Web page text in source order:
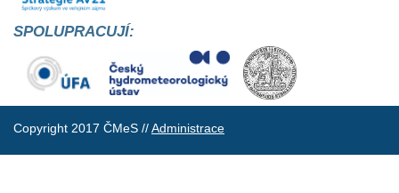
SPOLUPRACUJÍ:
Copyright 2017 ČMeS //Administrace